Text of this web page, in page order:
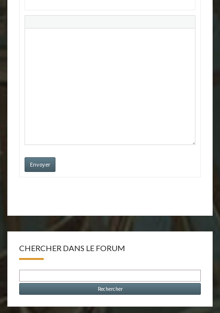
Envoyer
CHERCHER DANS LE FORUM